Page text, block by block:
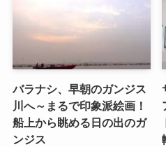
マルクス・エンゲルスの
産業革命とイギリス・ヨ
ロシアの歴史・文化とド
ディストピア・SF小説か
バラナシ、早朝のガンジス
川へ～まるで印象派絵画！
船上から眺める日の出のガ
ンジス